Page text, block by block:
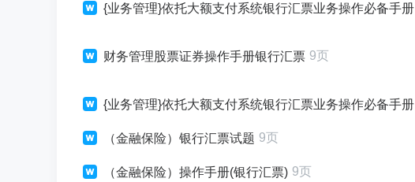
{业务管理}依托大额支付系统银行汇票业务操作必备手册
财务管理股票证券操作手册银行汇票 9页
{业务管理}依托大额支付系统银行汇票业务操作必备手册
（金融保险）银行汇票试题 9页
（金融保险）操作手册(银行汇票) 9页